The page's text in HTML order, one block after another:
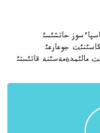
حاتشئسئ
جوعارعئ
مالئمدةمةسئنة قاتئستئ